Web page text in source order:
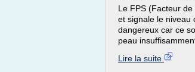
Le FPS (Facteur
et signale le niveau
dangereux car ce
peau
Lire la suite